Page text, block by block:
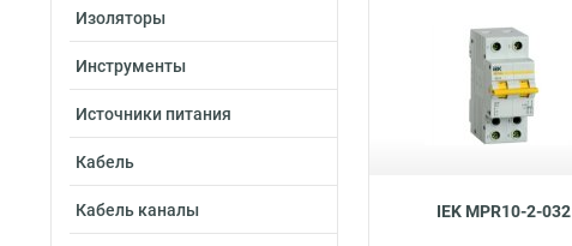
Изоляторы
Инструменты
Источники питания
Кабель
Кабель каналы IEK MPR10-2-032